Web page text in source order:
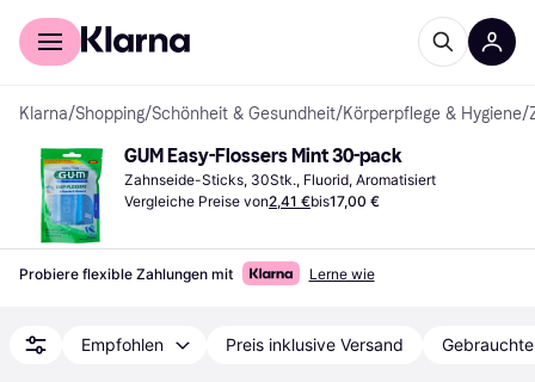
Für Shopper
Klarna/Shopping/Schönheit & Gesundheit/Körperpflege & Hygiene/
GUM Easy-Flossers Mint 30-pack
Zahnseide-Sticks, 30Stk., Fluorid, Aromatisiert
Vergleiche Preise von2,41 €bis17,00 €
Probiere flexible Zahlungen mit Lerne wie
Empfohlen Preis inklusive Versand